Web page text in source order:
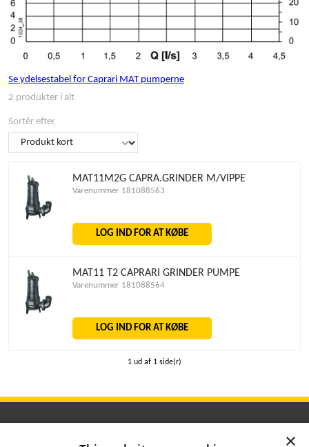
Se ydelsestabel for Caprari MAT pumperne
2 produkter i alt
Sortér efter
MAT11M2G CAPRA.GRINDER M/VIPPE
Varenummer 181088563
LOG IND FOR AT KØBE
MAT11 T2 CAPRARI GRINDER PUMPE
Varenummer 181088564
LOG IND FOR AT KØBE
1 ud af 1 side(r)
×